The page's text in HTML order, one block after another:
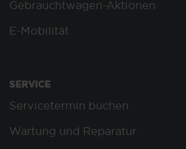
Gebrauchtwagen-Aktionen
E-Mobilität
SERVICE
Servicetermin buchen
Wartung und Reparatur